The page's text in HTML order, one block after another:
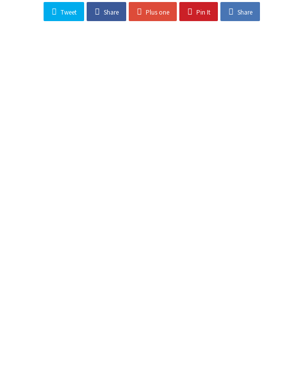
Tweet Share Plus one Pin It Share